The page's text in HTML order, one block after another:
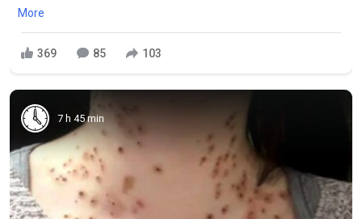
More
369 85 103
7 h 45 min